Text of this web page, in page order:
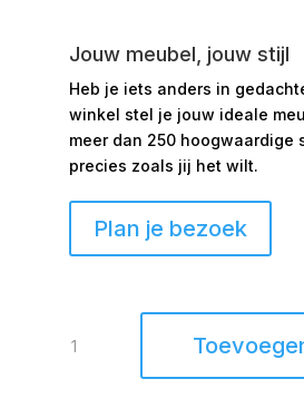
Jouw meubel, jouw stijl
Heb je iets anders in
winkel stel je jouw ideale
meer dan 250 hoogwaardige
precies zoals jij het wilt.
Plan je bezoek
DIMPHY